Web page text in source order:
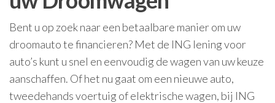
Bent u op zoek naar een betaalbare manier om uw
droomauto te financieren? Met de ING lening voor
auto’s kunt u snel en eenvoudig de wagen van uw keuze
aanschaffen. Of het nu gaat om een nieuwe auto,
tweedehands voertuig of elektrische wagen, bij ING